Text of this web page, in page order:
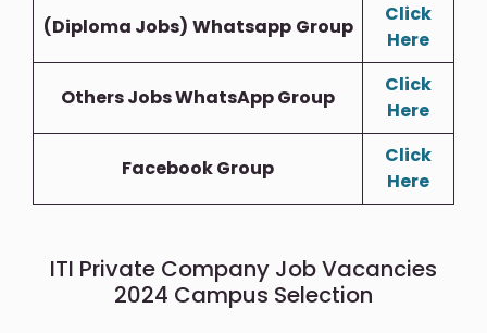
(Diploma Jobs) Whatsapp Group
Click
Here
Others Jobs WhatsApp Group
Click
Here
Facebook Group
Click
Here
ITI Private Company Job Vacancies
2024 Campus Selection